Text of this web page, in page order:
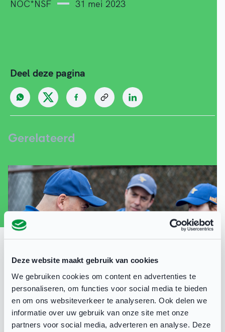
Deze website maakt gebruik van cookies
We gebruiken cookies om content en advertenties te
personaliseren, om functies voor social media te bieden
en om ons websiteverkeer te analyseren. Ook delen we
informatie over uw gebruik van onze site met onze
partners voor social media, adverteren en analyse. Deze
NOC*NSF 31 mei 2023
Deel deze pagina
Gerelateerd
Stappenplan voor verenigingen ter